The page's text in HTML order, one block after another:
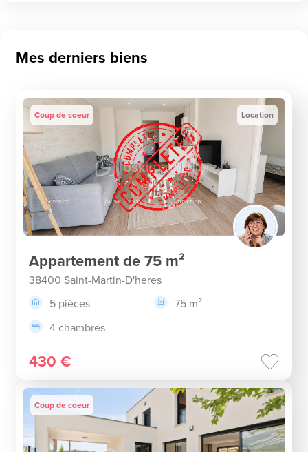
Mes derniers biens
Coup de coeur Location
Appartement de 75 m²
38400 Saint-Martin-D'heres
5 pièces
75 m²
4 chambres
430 €
Coup de coeur